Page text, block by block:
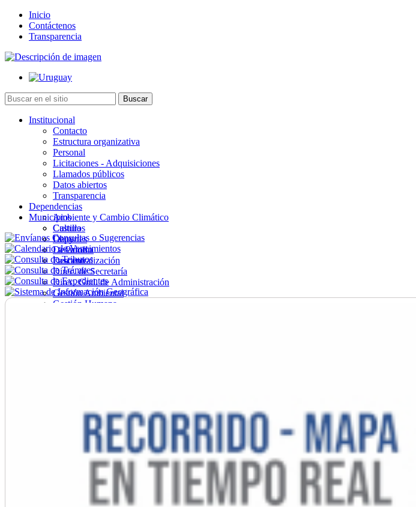
Inicio
Contáctenos
Transparencia
Institucional
Contacto
Estructura organizativa
Personal
Licitaciones - Adquisiciones
Llamados públicos
Datos abiertos
Transparencia
Dependencias
Ambiente y Cambio Climático
Cultura
Deportes
Desarrollo
Descentralización
Direc. de Secretaría
Direc. Gral. de Administración
Gestión Ambiental
Gestión Humana
Municipios
Castillos
Chuy
La Paloma
Lascano